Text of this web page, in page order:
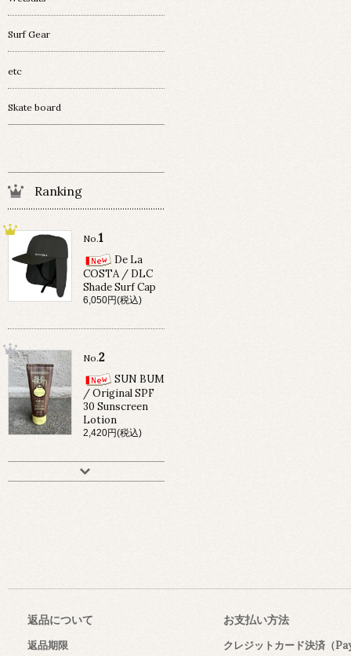
Surf Gear
etc
Skate board
Ranking
No.1
De La
COSTA / DLC
Shade Surf Cap
6,050円(税込)
No.2
SUN BUM
/ Original SPF
30 Sunscreen
Lotion
2,420円(税込)
返品について
返品期限
お支払い方法
クレジットカード決済（